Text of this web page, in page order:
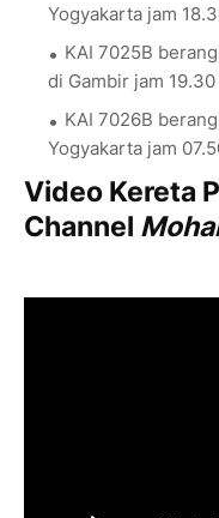
Yogyakarta jam
KAI 7025B
di Gambir jam 19.30
KAI 7026B
Yogyakarta jam
Video Kereta
Channel